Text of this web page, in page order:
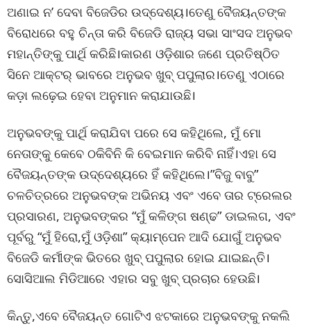
ଅଣାଇ ନ’ ଦେବା ବିଜେଡିର ଉଦ୍ଦେଶ୍ୟ।ତେଣୁ ବୈଜୟନ୍ତଙ୍କ
ବିରୋଧରେ ବହୁ ଚିନ୍ତା କରି ବିଜେଡି ରାଜ୍ୟ ସଭା ସାଂସଦ ଅନୁଭବ
ମହାନ୍ତିଙ୍କୁ ପାର୍ଥି କରିଛି।କାରଣ ଓଡ଼ିଶାର ଜଣେ ପ୍ରତିଷ୍ଠିତ
ସିନେ ଆକ୍ଟର୍ ଭାବରେ ଅନୁଭବ ଖୁବ୍ ପପୁଲାର।ତେଣୁ ଏଠାରେ
କଡ଼ା ଲଢ଼େଇ ହେବା ଅନୁମାନ କରାଯାଉଛି।
ଅନୁଭବଙ୍କୁ ପାର୍ଥି କରାଯିବା ପରେ ସେ କହିଥିଲେ, ମୁଁ ମୋ
ନେତାଙ୍କୁ କେବେ ଠକିବିନି କି ବେଇମାନ କରିବି ନାହିଁ।ଏହା ସେ
ବୈଜୟନ୍ତଙ୍କ ଉଦ୍ଦେଶ୍ୟରେ ହିଁ କହିଥିଲେ।”ବିଜୁ ବାବୁ”
ଚଳଚିତ୍ରରେ ଅନୁଭବଙ୍କ ଅଭିନୟ ଏବଂ ଏବେ ତାର ଟ୍ରେଲର
ପ୍ରସାରଣ, ଅନୁଭବଙ୍କର “ମୁଁ କଳିଙ୍ଗ ଷଣ୍ଢ” ଡାଇଲଗ, ଏବଂ
ପୂର୍ବରୁ “ମୁଁ ହିରୋ,ମୁଁ ଓଡ଼ିଶା” କ୍ୟାମ୍ପେନ ଆଦି ଯୋଗୁଁ ଅନୁଭବ
ବିଜେଡି କର୍ମୀଙ୍କ ଭିତରେ ଖୁବ୍ ପପୁଲାର ହୋଇ ଯାଇଛନ୍ତି।
ସୋସିଆଲ ମିଡିଆରେ ଏହାର ସବୁ ଖୁବ୍ ପ୍ରଚାର ହେଉଛି।
କିନ୍ତୁ,ଏବେ ବୈଜୟନ୍ତ ଗୋଟିଏ ଝଟକାରେ ଅନୁଭବଙ୍କୁ ନକଲି